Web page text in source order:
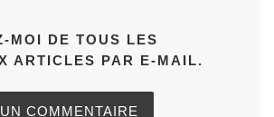
MOI DE TOUS LES
ARTICLES PAR E-MAIL.